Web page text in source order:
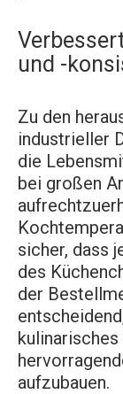
und -
Zu den
industrieller
die
bei großen
sicher, dass
des
der
aufzubauen.